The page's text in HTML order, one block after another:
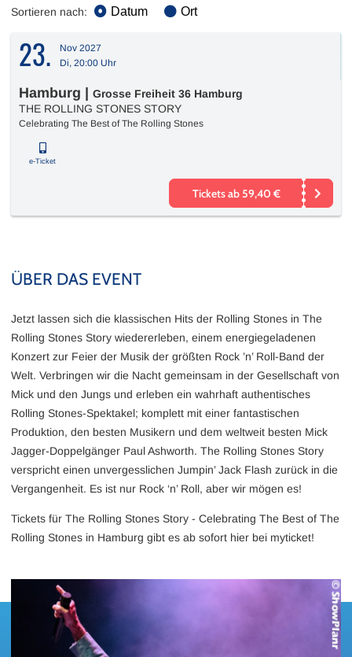
Sortieren nach: Datum Ort
23.
Nov 2027
Di, 20:00 Uhr
Hamburg
Grosse Freiheit 36 Hamburg
THE ROLLING STONES STORY
Celebrating The Best of The Rolling Stones
e-Ticket
Tickets ab 59,40 €
ÜBER DAS EVENT
Jetzt lassen sich die klassischen Hits der Rolling Stones in The
Rolling Stones Story wiedererleben, einem energiegeladenen
Konzert zur Feier der Musik der größten Rock ’n’ Roll-Band der
Welt. Verbringen wir die Nacht gemeinsam in der Gesellschaft von
Mick und den Jungs und erleben ein wahrhaft authentisches
Rolling Stones-Spektakel; komplett mit einer fantastischen
Produktion, den besten Musikern und dem weltweit besten Mick
Jagger-Doppelgänger Paul Ashworth. The Rolling Stones Story
verspricht einen unvergesslichen Jumpin’ Jack Flash zurück in die
Vergangenheit. Es ist nur Rock ‘n’ Roll, aber wir mögen es!
Tickets für The Rolling Stones Story - Celebrating The Best of The
Rolling Stones in Hamburg gibt es ab sofort hier bei myticket!